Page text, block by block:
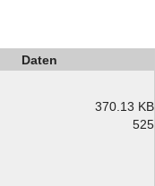
Daten
370.13 KB
525